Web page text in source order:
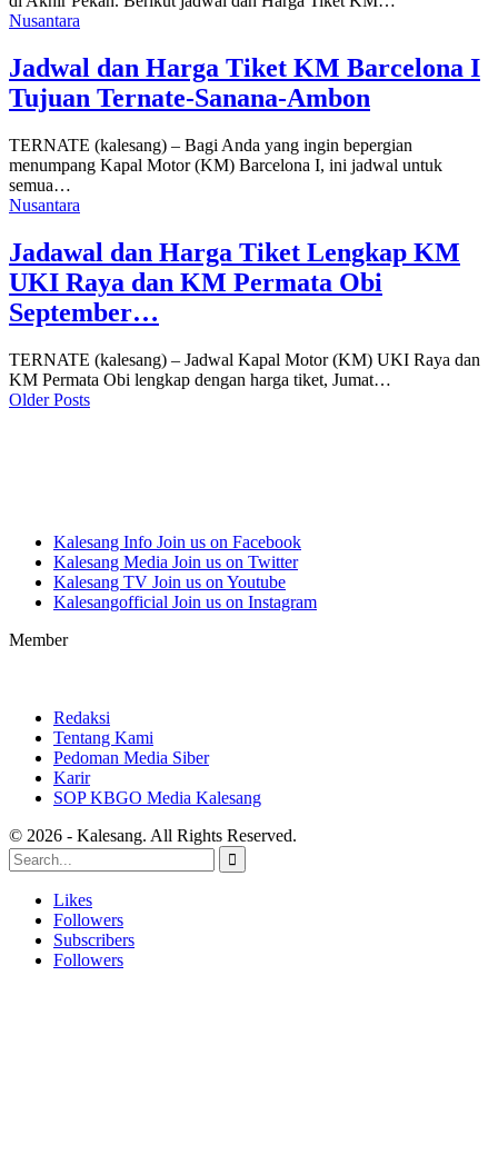
Nusantara
Jadwal dan Harga Tiket KM Barcelona I
Tujuan Ternate-Sanana-Ambon
TERNATE (kalesang) – Bagi Anda yang ingin bepergian
menumpang Kapal Motor (KM) Barcelona I, ini jadwal untuk
semua…
Nusantara
Jadawal dan Harga Tiket Lengkap KM
UKI Raya dan KM Permata Obi
September…
TERNATE (kalesang) – Jadwal Kapal Motor (KM) UKI Raya dan
KM Permata Obi lengkap dengan harga tiket, Jumat…
Older Posts
Kalesang Info Join us on Facebook
Kalesang Media Join us on Twitter
Kalesang TV Join us on Youtube
Kalesangofficial Join us on Instagram
Member
Redaksi
Tentang Kami
Pedoman Media Siber
Karir
SOP KBGO Media Kalesang
© 2026 - Kalesang. All Rights Reserved.
Likes
Followers
Subscribers
Followers